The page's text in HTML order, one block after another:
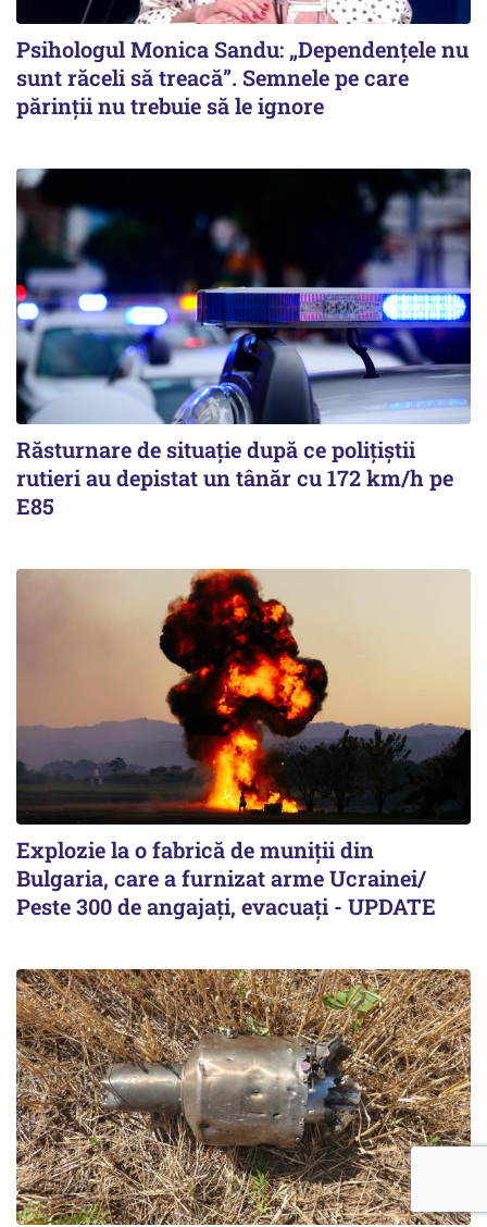
Psihologul Monica Sandu: „Dependențele nu
sunt răceli să treacă”. Semnele pe care
părinții nu trebuie să le ignore
Răsturnare de situație după ce polițiștii
rutieri au depistat un tânăr cu 172 km/h pe
E85
Explozie la o fabrică de muniții din
Bulgaria, care a furnizat arme Ucrainei/
Peste 300 de angajați, evacuați - UPDATE